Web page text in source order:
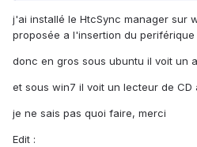
j'ai installé le HtcSync manager sur
proposée a l'insertion du periférique
donc en gros sous ubuntu il voit un
et sous win7 il voit un lecteur de CD
je ne sais pas quoi faire, merci
Edit :